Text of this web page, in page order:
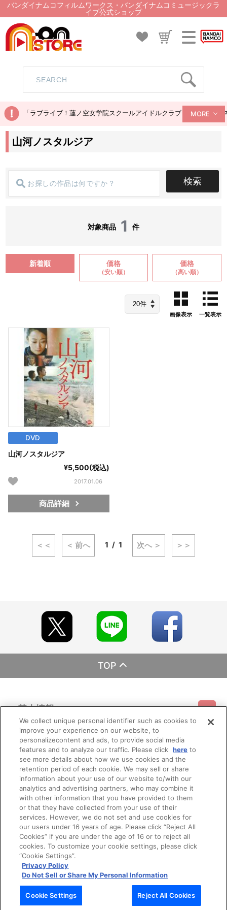
バンダイナムコフィルムワークス・バンダイナムコミュージックラ
イブ公式ショップ
「ラブライブ！蓮ノ空女学院スクールアイドルクラブ ぬいぐるみ
MORE
山河ノスタルジア
検索
対象商品 1 件
新着順 価格
（安い順）
価格
（高い順）
画像表示 一覧表示
DVD
山河ノスタルジア
¥5,500(税込)
2017.01.06
商品詳細
＜＜ ＜ 前へ 1 1 次へ ＞ ＞＞
TOP
基本情報
利用規約 特定商取引法に基づく表示 プライバシーポリシー
プライバシーオプション 会社概要
ご利用情報
ご利用ガイド サイトマップ お問い合わせ
Do Not Sell or Share My Personal Information
会員メニュー
ログイン 会員規約 新規会員登録
その他のご案内
公式X バンダイナムコフィルムワークス
© Bandai Namco Filmworks Inc. All Rights Reserved.
We collect unique personal identifier such as cookies to
improve your experience on our website, to
personalizecontent and ads, to provide social media
features and to analyze our traffic. Please click here to
see more details about how we use cookies and the
retention period of each cookie. We may sell or share
information about your use of our website to/with our
analytics and advertising partners, who may combine it
with other information that you have provided to them
or that they have collected from your use of their
services. However, we do not set and use cookies for
our users under 16 years of age. Please click “Reject All
Cookies” if you are under the age of 16 or to reject all
cookies. To customize your cookie settings, please click
“Cookie Settings”.
Privacy Policy
Do Not Sell or Share My Personal Information
Cookie Settings Reject All Cookies